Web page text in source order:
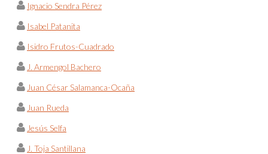
Ignacio Sendra Pérez
Isabel Patanita
Isidro Frutos-Cuadrado
J. Armengol Bachero
Juan César Salamanca-Ocaña
Juan Rueda
Jesús Selfa
J. Toja Santillana